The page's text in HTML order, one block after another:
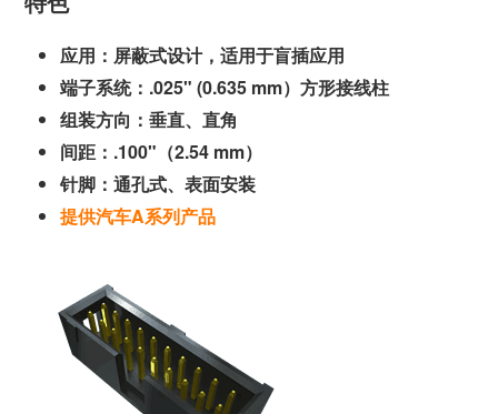
应用：屏蔽式设计，适用于盲插应用
端子系统：.025" (0.635 mm）方形接线柱
组装方向：垂直、直角
间距：.100"（2.54 mm）
针脚：通孔式、表面安装
提供汽车A系列产品